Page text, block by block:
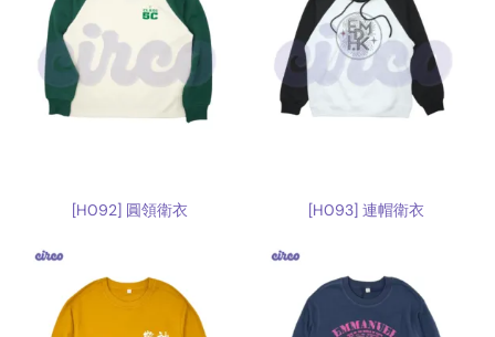
[H092] 圓領衛衣 [H093] 連帽衛衣